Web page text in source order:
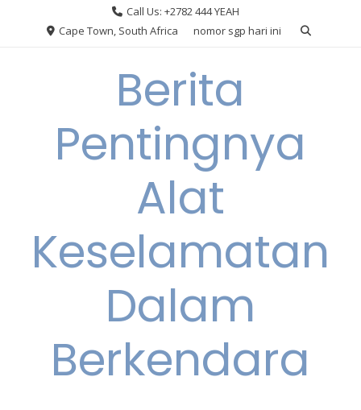
Call Us: +2782 444 YEAH
Cape Town, South Africa
nomor sgp hari ini
Berita
Pentingnya
Alat
Keselamatan
Dalam
Berkendara